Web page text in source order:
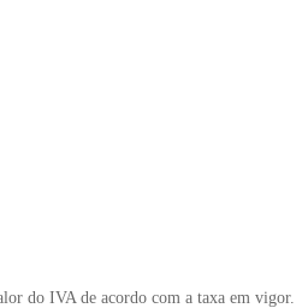
do IVA de acordo com a taxa em vigor.